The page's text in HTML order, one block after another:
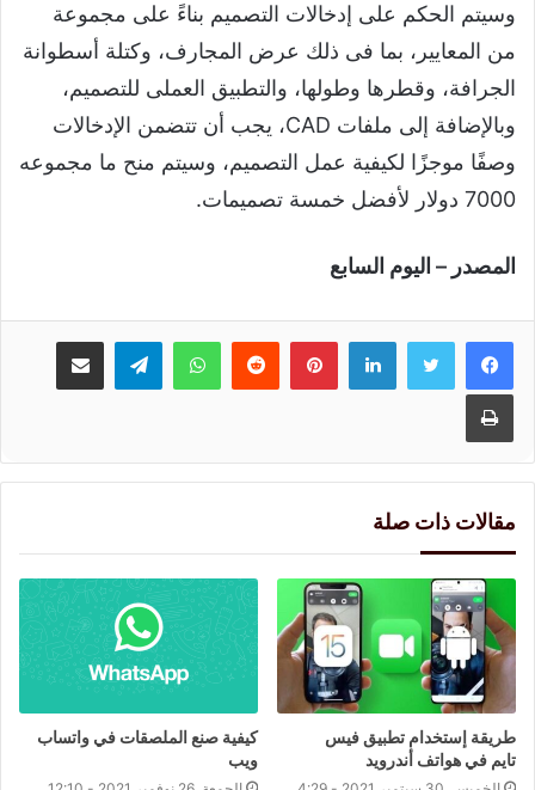
وسيتم الحكم على إدخالات التصميم بناءً على مجموعة
من المعايير، بما فى ذلك عرض المجارف، وكتلة أسطوانة
الجرافة، وقطرها وطولها، والتطبيق العملى للتصميم،
وبالإضافة إلى ملفات CAD، يجب أن تتضمن الإدخالات
وصفًا موجزًا ​​لكيفية عمل التصميم، وسيتم منح ما مجموعه
7000 دولار لأفضل خمسة تصميمات.
المصدر – اليوم السابع
لينكدإنبينتيريست واتسابتيلقرام مشاركة عبر البريد
طباعة
مقالات ذات صلة
طريقة إستخدام تطبيق فيس
تايم في هواتف أندرويد
كيفية صنع الملصقات في واتساب
ويب